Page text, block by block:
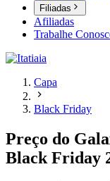
Filiadas
Afiliadas
Trabalhe
Capa
Black Friday
Preço do
Black Friday